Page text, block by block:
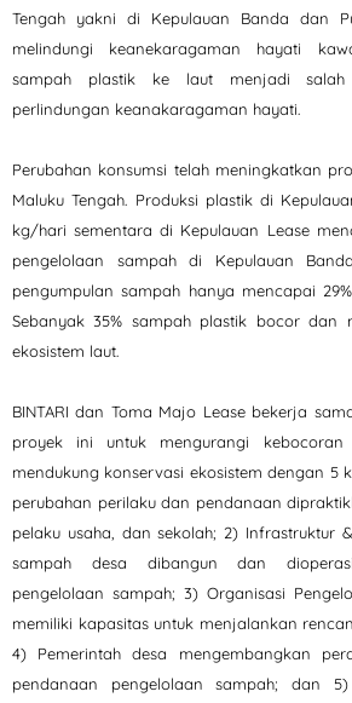
Tengah yakni di Kepulauan Banda dan
melindungi keanekaragaman hayati
sampah plastik ke laut menjadi
perlindungan keanakaragaman hayati.
Perubahan konsumsi telah meningkatkan
Maluku Tengah. Produksi plastik di
kg/hari sementara di Kepulauan Lease
pengelolaan sampah di Kepulauan
pengumpulan sampah hanya mencapai
Sebanyak 35% sampah plastik bocor dan
ekosistem laut.
BINTARI dan Toma Majo Lease bekerja
proyek ini untuk mengurangi
mendukung konservasi ekosistem dengan 5
perubahan perilaku dan pendanaan
pelaku usaha, dan sekolah; 2) Infrastruktur
sampah desa dibangun dan
pengelolaan sampah; 3) Organisasi
memiliki kapasitas untuk menjalankan
4) Pemerintah desa mengembangkan
pendanaan pengelolaan sampah; dan